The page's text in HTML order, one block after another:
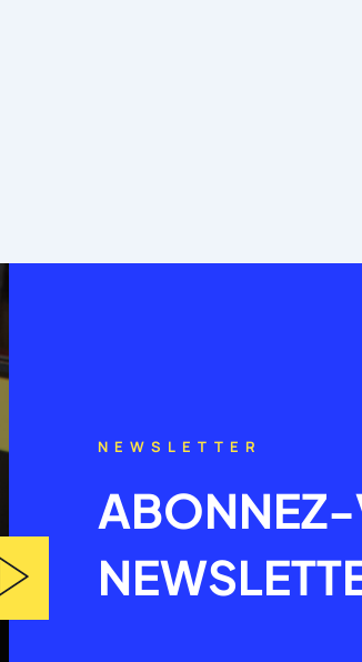
NEWSLETTER